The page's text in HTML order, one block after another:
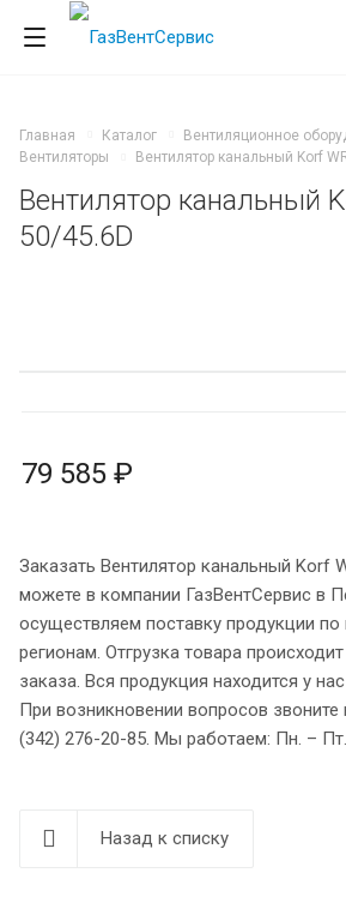
Главная Каталог
Вентиляционное
Вентиляторы
Вентилятор канальный Korf
Вентилятор канальный
50/45.6D
79 585 ₽
Заказать Вентилятор канальный Korf
можете в компании ГазВентСервис в
осуществляем поставку продукции
регионам. Отгрузка товара
заказа. Вся продукция находится у
При возникновении вопросов
(342) 276-20-85. Мы работаем: Пн. –
Назад к списку